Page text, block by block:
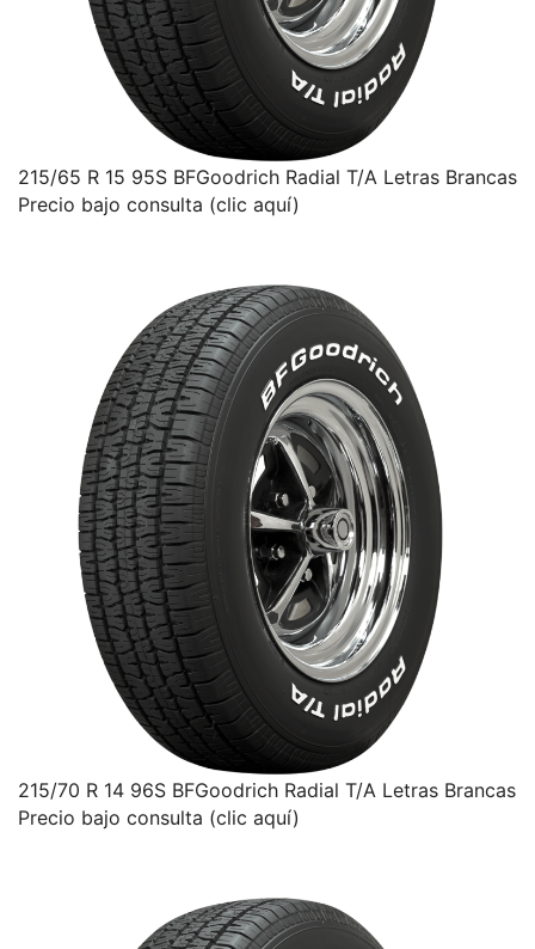
215/65 R 15 95S BFGoodrich Radial T/A Letras Brancas
Precio bajo consulta (clic aquí)
215/70 R 14 96S BFGoodrich Radial T/A Letras Brancas
Precio bajo consulta (clic aquí)